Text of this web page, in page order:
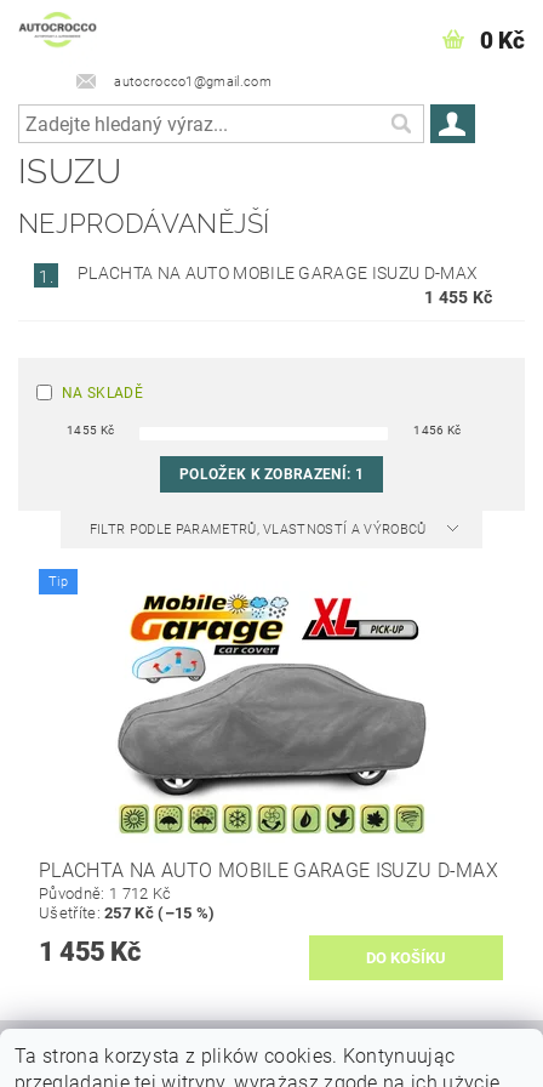
autocrocco1@gmail.com
0 Kč
ISUZU
NEJPRODÁVANĚJŠÍ
1.
PLACHTA NA AUTO MOBILE GARAGE ISUZU D-MAX
1 455 Kč
NA SKLADĚ
1455 Kč 1456 Kč
POLOŽEK K ZOBRAZENÍ: 1
FILTR PODLE PARAMETRŮ, VLASTNOSTÍ A VÝROBCŮ
Tip
PLACHTA NA AUTO MOBILE GARAGE ISUZU D-MAX
Původně: 1 712 Kč
Ušetříte:257 Kč (–15 %)
1 455 Kč
VŠEOBECNÉ OBCHODNÍ PODMÍNKY | DOPRAVY A PLATBY |
Ta strona korzysta z plików cookies. Kontynuując